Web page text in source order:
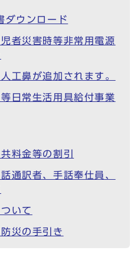
ウンロード
者災害時等非常用電源
工鼻が追加されます。
日常生活用具給付事業
料金等の割引
通訳者、手話奉仕員、
いて
災の手引き